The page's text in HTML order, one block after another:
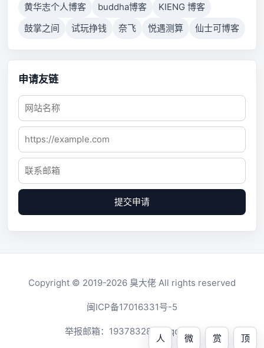
黄华志个人博客
buddha博客
KIENG 博客
鼓掌之间
试玩挣钱 奈飞 悦遇测算 仙士可博客
申请友链
提交申请
人 微 赏 顶
Copyright © 2019-2026 臭大佬 All rights reserved
闽ICP备17016331号-5
举报邮箱： 1937832819@qq.com